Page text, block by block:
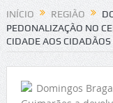
no IC2 em
INÍCIO REGIÃO
PEDONALIZAÇÃO NO
CIDADE AOS